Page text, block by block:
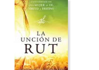
6%
dcto.